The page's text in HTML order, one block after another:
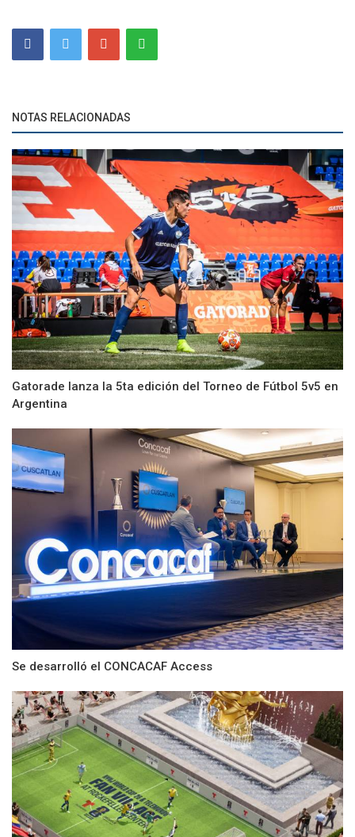
NOTAS RELACIONADAS
Gatorade lanza la 5ta edición del Torneo de Fútbol 5v5 en
Argentina
Se desarrolló el CONCACAF Access